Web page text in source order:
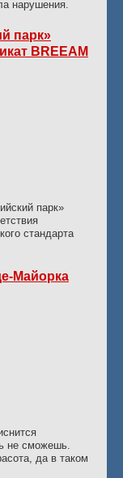
нарушения.
парк»
BREEAM
парк»
стандарта
Майорка
не сможешь.
да в таком